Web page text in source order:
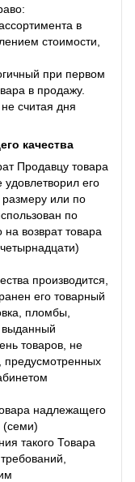
в
стоимости,
при первом
в продажу.
считая дня
качества
Продавцу товара
его
или по
по
возврат товара
производится,
его товарный
пломбы,
выданный
товаров, не
предусмотренных
надлежащего
(семи)
такого Товара